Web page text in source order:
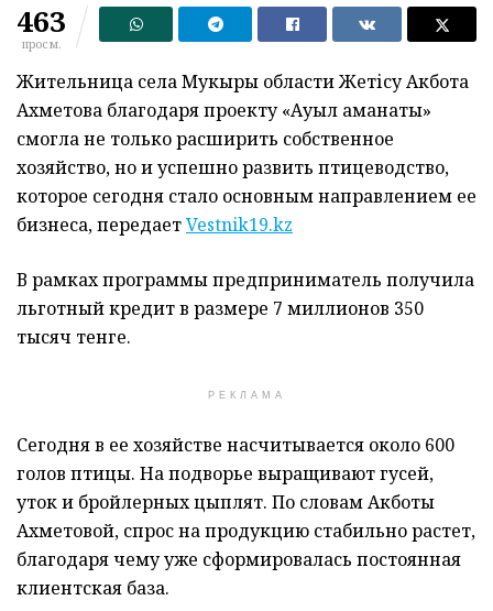
463
просм.
Жительница села Мукыры области Жетісу Акбота
Ахметова благодаря проекту «Ауыл аманаты»
смогла не только расширить собственное
хозяйство, но и успешно развить птицеводство,
которое сегодня стало основным направлением ее
бизнеса, передаетVestnik19.kz
В рамках программы предприниматель получила
льготный кредит в размере 7 миллионов 350
тысяч тенге.
РЕКЛАМА
Сегодня в ее хозяйстве насчитывается около 600
голов птицы. На подворье выращивают гусей,
уток и бройлерных цыплят. По словам Акботы
Ахметовой, спрос на продукцию стабильно растет,
благодаря чему уже сформировалась постоянная
клиентская база.